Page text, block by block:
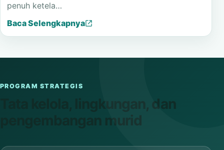
penuh ketela…
Baca Selengkapnya
PROGRAM STRATEGIS
Tata kelola, lingkungan, dan
pengembangan murid